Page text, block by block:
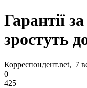
Гарантії
зростуть
Корреспондент.net, 7
0
425